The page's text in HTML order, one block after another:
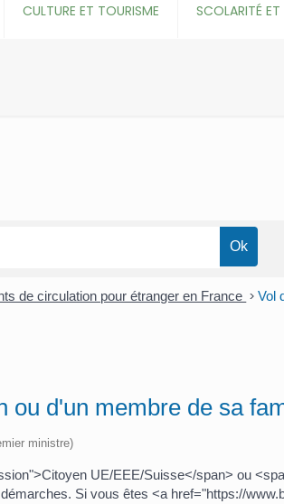
CULTURE ET TOURISME SCOLARITÉ ET
de circulation pour étranger en France > Vol
ou d'un membre de sa
ministre)
UE/EEE/Suisse</span> ou
Si vous êtes <a href="https://